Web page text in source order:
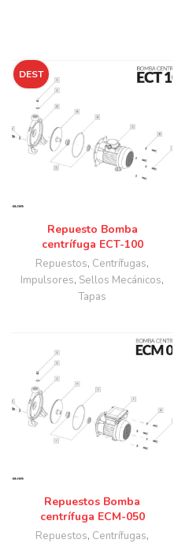
DEST
Repuesto Bomba
centrífuga ECT-100
Repuestos, Centrífugas,
Impulsores, Sellos Mecánicos,
Tapas
Repuestos Bomba
centrífuga ECM-050
Repuestos, Centrífugas,